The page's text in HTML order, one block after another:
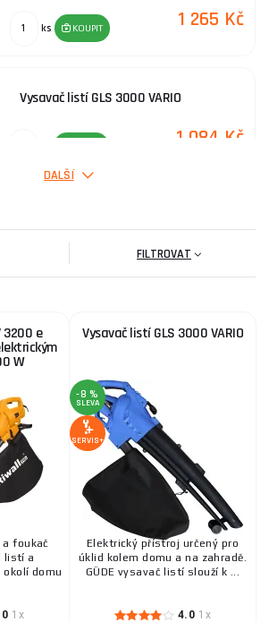
ks KOUPIT 1 265 Kč
Vysavač listí GLS 3000 VARIO
1 084 Kč
3 990 Kč
DALŠÍ
FILTROVAT
3200 e
W
a foukač
listí a
okolí domu
1x
Vysavač listí GLS 3000 VARIO
-8 %
SLEVA
SERVIS+
Elektrický přístroj určený pro
úklid kolem domu a na zahradě.
GÜDE vysavač listí slouží k ...
4.0 1x